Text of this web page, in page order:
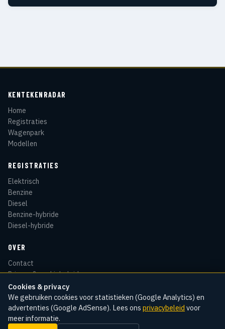
Cookies & privacy
We gebruiken cookies voor statistieken (Google Analytics) en
advertenties (Google AdSense). Lees ons privacybeleid voor
meer informatie.
KENTEKENRADAR
Home
Registraties
Wagenpark
Modellen
REGISTRATIES
Elektrisch
Benzine
Diesel
Benzine-hybride
Diesel-hybride
OVER
Contact
Privacy & cookiebeleid
Disclaimer
Sitemap